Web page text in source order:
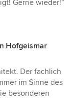
Gerne wieder!”
Hofgeismar
Der fachlich
im Sinne des
besonderen